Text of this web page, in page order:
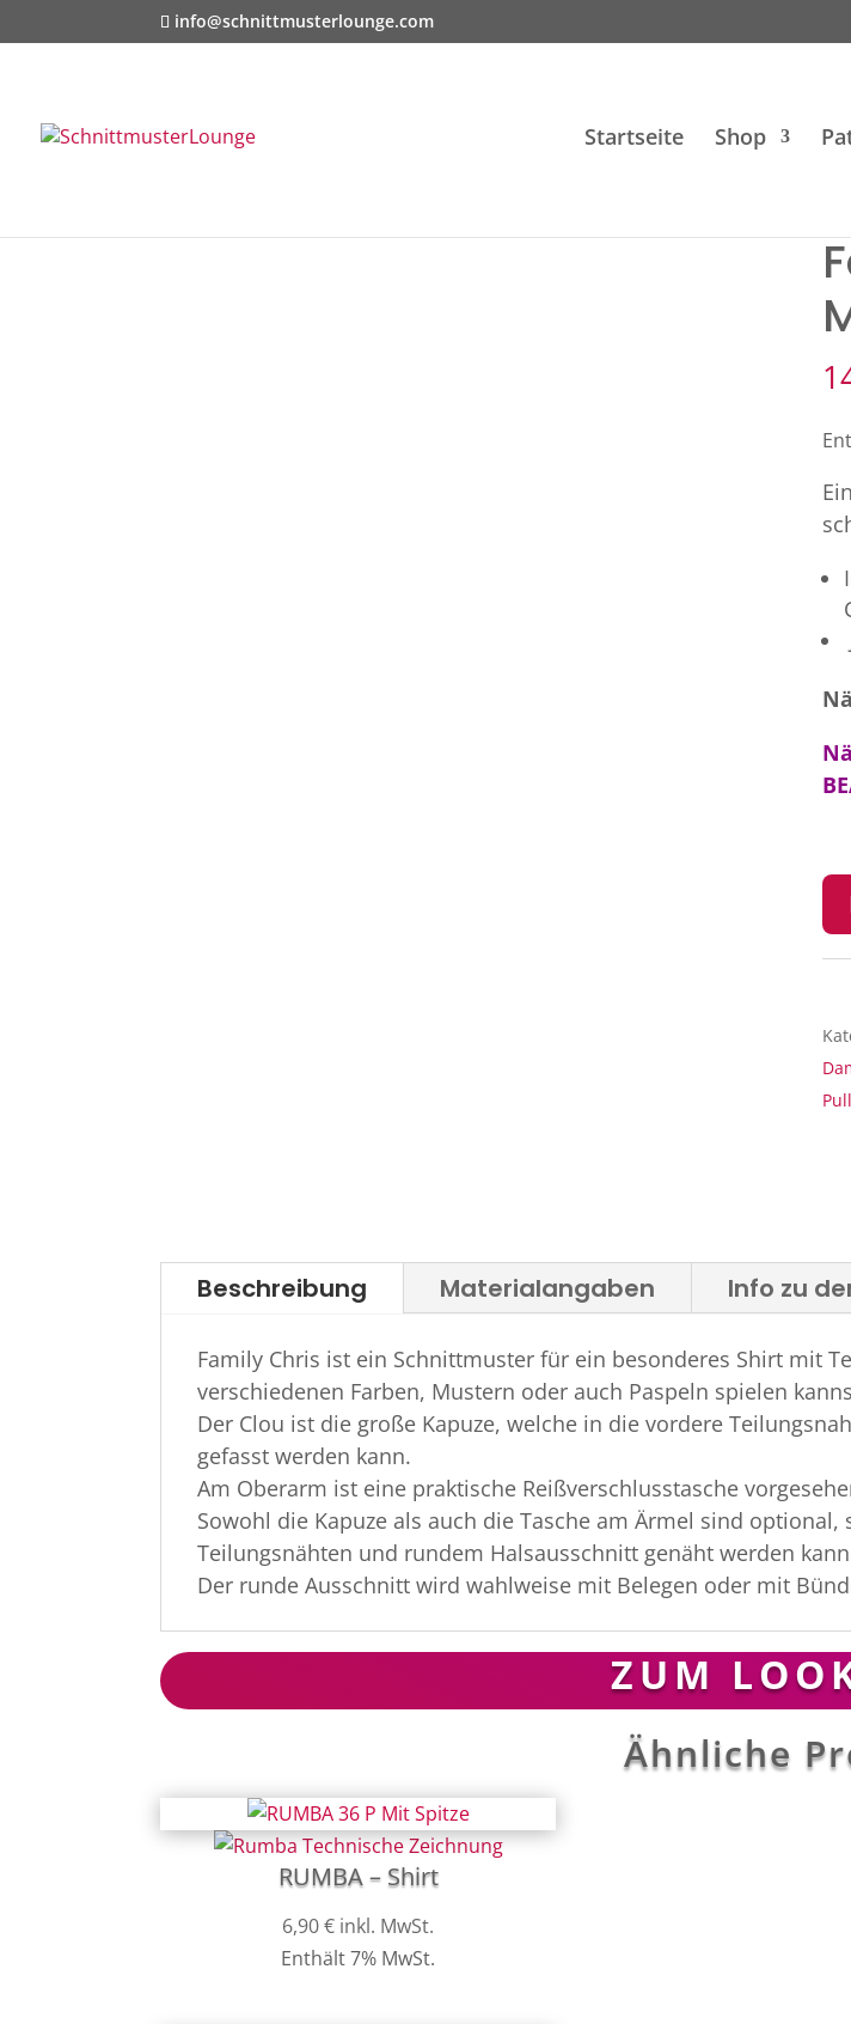
info@schnittmusterlounge.com
Startseite Shop
Beschreibung Materialangaben Info zu
Family Chris ist ein Schnittmuster für ein besonderes Shirt mit
verschiedenen Farben, Mustern oder auch Paspeln spielen
Der Clou ist die große Kapuze, welche in die vordere
gefasst werden kann.
Am Oberarm ist eine praktische Reißverschlusstasche
Sowohl die Kapuze als auch die Tasche am Ärmel sind
Teilungsnähten und rundem Halsausschnitt genäht werden
Der runde Ausschnitt wird wahlweise mit Belegen oder mit
ZUM
Ähnliche
RUMBA – Shirt
6,90€ inkl. MwSt.
Enthält 7% MwSt.